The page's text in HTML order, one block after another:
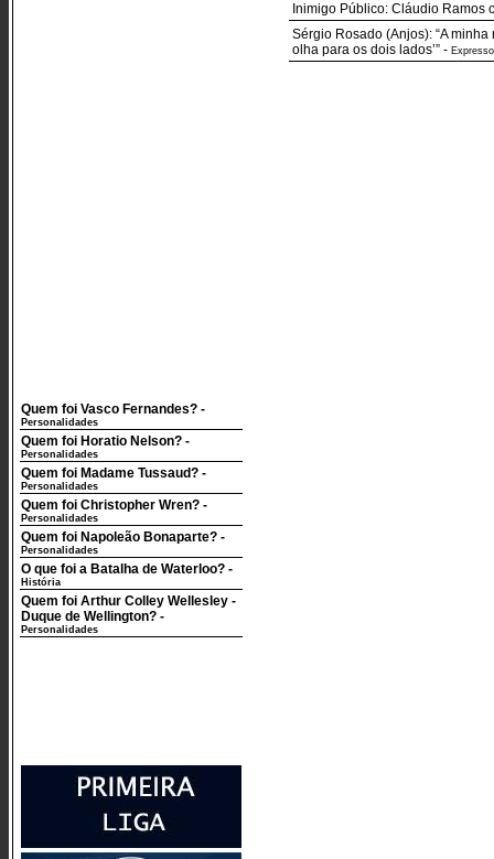
Quem foi Vasco Fernandes? -
Personalidades
Quem foi Horatio Nelson? -
Personalidades
Quem foi Madame Tussaud? -
Personalidades
Quem foi Christopher Wren? -
Personalidades
Quem foi Napoleão Bonaparte? -
Personalidades
O que foi a Batalha de Waterloo? -
História
Quem foi Arthur Colley Wellesley -
Duque de Wellington? -
Personalidades
Inimigo Público: Cláudio Ramos
Sérgio Rosado (Anjos): “A
olha para os dois lados’” - Expresso